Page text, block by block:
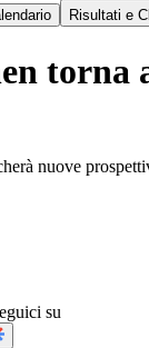
Risultati e
torna
nuove
su